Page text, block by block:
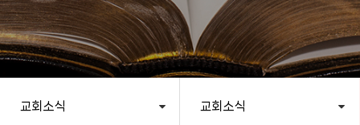
교회소식 교회소식